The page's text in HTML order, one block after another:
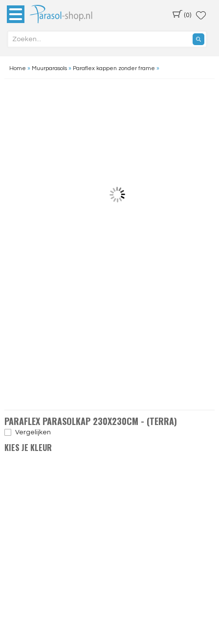
(0)
Home » Muurparasols» Paraflex kappen zonder frame »
PARAFLEX PARASOLKAP 230X230CM - (TERRA)
Vergelijken
KIES JE KLEUR